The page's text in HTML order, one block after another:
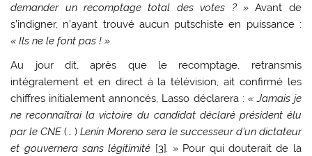
demander un recomptage total des votes ? »Avant de
s’indigner, n’ayant trouvé aucun putschiste en puissance :
« Ils ne le font pas ! »
Au jour dit, après que le recomptage, retransmis
intégralement et en direct à la télévision, ait confirmé les
chiffres initialement annoncés, Lasso déclarera : « Jamais je
ne reconnaîtrai la victoire du candidat déclaré président élu
par le CNE(… )Lenín Moreno sera le successeur d’un dictateur
et gouvernera sans légitimité [3]. » Pour qui douterait de la